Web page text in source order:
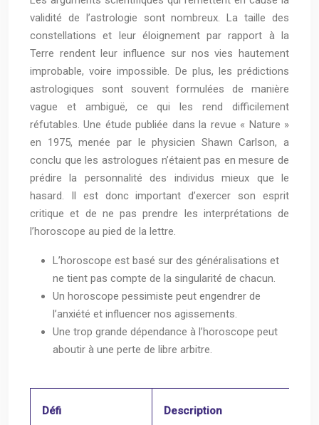
validité de l’astrologie sont nombreux. La taille des
constellations et leur éloignement par rapport à la
Terre rendent leur influence sur nos vies hautement
improbable, voire impossible. De plus, les prédictions
astrologiques sont souvent formulées de manière
vague et ambiguë, ce qui les rend difficilement
réfutables. Une étude publiée dans la revue « Nature »
en 1975, menée par le physicien Shawn Carlson, a
conclu que les astrologues n’étaient pas en mesure de
prédire la personnalité des individus mieux que le
hasard. Il est donc important d’exercer son esprit
critique et de ne pas prendre les interprétations de
l’horoscope au pied de la lettre.
L’horoscope est basé sur des généralisations et
ne tient pas compte de la singularité de chacun.
Un horoscope pessimiste peut engendrer de
l’anxiété et influencer nos agissements.
Une trop grande dépendance à l’horoscope peut
aboutir à une perte de libre arbitre.
Défi Description